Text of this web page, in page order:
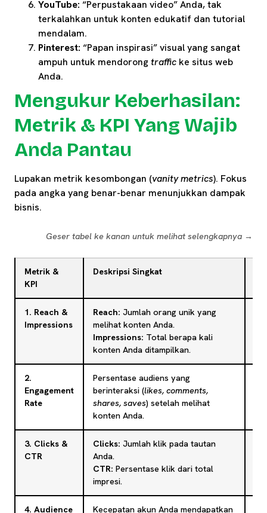
YouTube: “Perpustakaan video” Anda, tak
terkalahkan untuk konten edukatif dan tutorial
mendalam.
Pinterest: “Papan inspirasi” visual yang sangat
ampuh untuk mendorongtraffic ke situs web
Anda.
Mengukur Keberhasilan:
Metrik & KPI Yang Wajib
Anda Pantau
Lupakan metrik kesombongan (vanity metrics). Fokus
pada angka yang benar-benar menunjukkan dampak
bisnis.
Geser tabel ke kanan untuk melihat selengkapnya →
Metrik &
KPI
Deskripsi Singkat
1. Reach &
Impressions
Reach: Jumlah orang unik yang
melihat konten Anda.
Impressions: Total berapa kali
konten Anda ditampilkan.
2.
Engagement
Rate
Persentase audiens yang
berinteraksi (likes, comments,
shares, saves) setelah melihat
konten Anda.
3. Clicks &
CTR
Clicks: Jumlah klik pada tautan
Anda.
CTR: Persentase klik dari total
impresi.
4. Audience
Kecepatan akun Anda mendapatkan